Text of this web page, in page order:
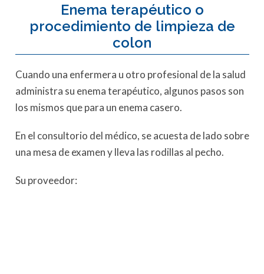
Enema terapéutico o
procedimiento de limpieza de
colon
Cuando una enfermera u otro profesional de la salud
administra su enema terapéutico, algunos pasos son
los mismos que para un enema casero.
En el consultorio del médico, se acuesta de lado sobre
una mesa de examen y lleva las rodillas al pecho.
Su proveedor: